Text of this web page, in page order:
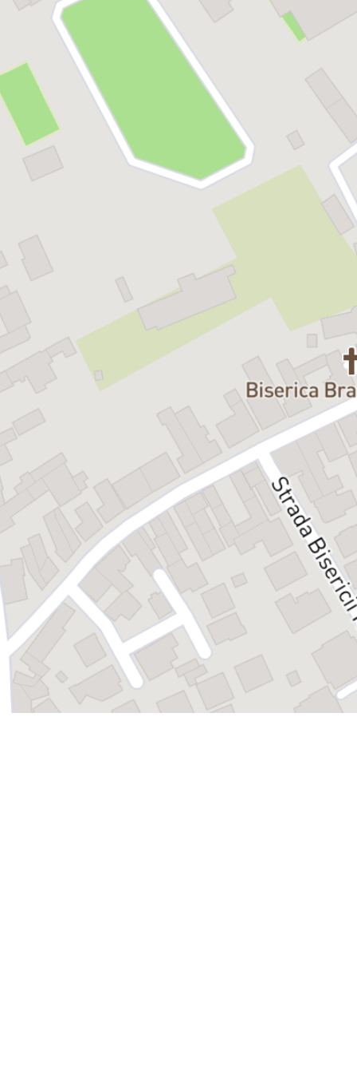
Cu participarea extraordinară a copiilor din Corul UNISON
Pregătirea muzicală și artistică: dirijor –
George Dumitrașcu
manager general UNISON
Dirijor:
Mircea Holiartoc
Regia artistică: Cezar Ghioca
Scenografia:
Liviu Bejenaru
Costume:
Rodica Garștea
Dirijor cor:
Dragoș Cohal
Coregrafia:
Alexandru Fotescu
Coordonator spectacol:
Anda Tabacaru
Asistent coregrafie și mișcare scenică:Melania Condoiu
Spectacolul durează 3 ore și 30 de minute și are o pauză.